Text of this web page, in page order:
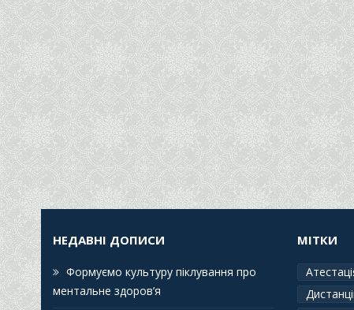
НЕДАВНІ ДОПИСИ
Формуємо культуру піклування про
ментальне здоров’я
МІТКИ